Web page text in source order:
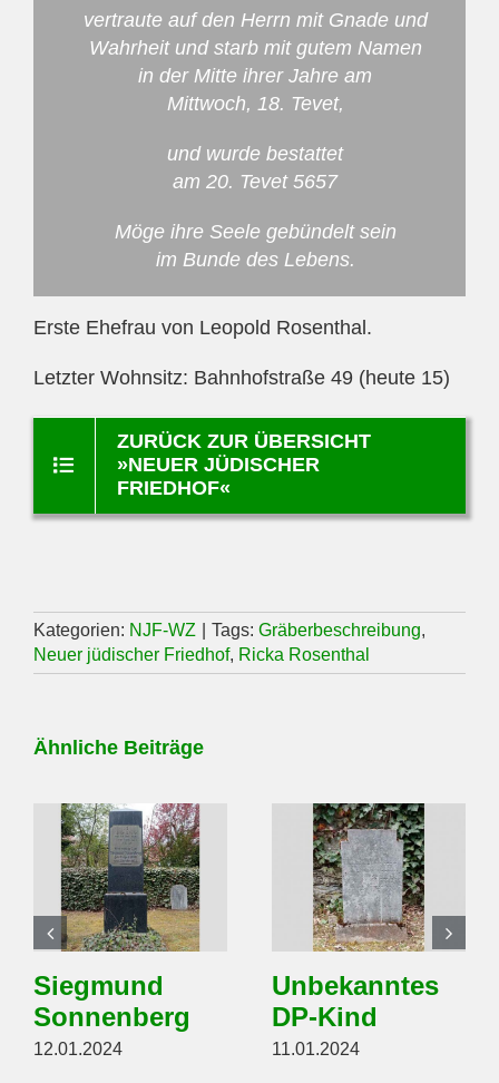
vertraute auf den Herrn mit Gnade und
Wahrheit und starb mit gutem Namen
in der Mitte ihrer Jahre am
Mittwoch, 18. Tevet,
und wurde bestattet
am 20. Tevet 5657
Möge ihre Seele gebündelt sein
im Bunde des Lebens.
Erste Ehefrau von Leopold Rosenthal.
Letzter Wohnsitz: Bahnhofstraße 49 (heute 15)
ZURÜCK ZUR ÜBERSICHT
»NEUER JÜDISCHER
FRIEDHOF«
Kategorien: NJF-WZ Tags: Gräberbeschreibung,
Neuer jüdischer Friedhof, Ricka Rosenthal
Ähnliche Beiträge
Siegmund
Sonnenberg
12.01.2024
Unbekanntes
DP-Kind
11.01.2024